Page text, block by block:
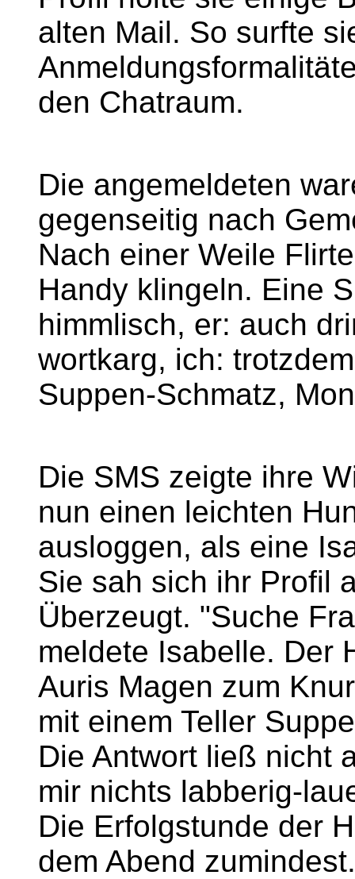
alten Mail. So surfte
den Chatraum.
Die angemeldeten
gegenseitig nach
Nach einer Weile
Handy klingeln. Eine
himmlisch, er: auch
wortkarg, ich:
Suppen-Schmatz,
Die SMS zeigte ihre
nun einen leichten
ausloggen, als eine
Sie sah sich ihr Profil
Überzeugt. "Suche
meldete Isabelle. Der
Auris Magen zum
mit einem Teller
Die Antwort ließ nicht
mir nichts labberig-
Die Erfolgstunde der
dem Abend zumindest.